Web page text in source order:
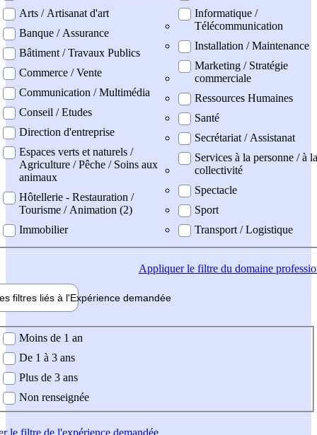
Arts / Artisanat d'art
Banque / Assurance
Bâtiment / Travaux Publics
Commerce / Vente
Communication / Multimédia
Conseil / Etudes
Direction d'entreprise
Espaces verts et naturels /
Agriculture / Pêche / Soins aux
animaux
Hôtellerie - Restauration /
Tourisme / Animation (2)
Immobilier
Informatique /
Télécommunication
Installation / Maintenance
Marketing / Stratégie
commerciale
Ressources Humaines
Santé
Secrétariat / Assistanat
Services à la personne / à la
collectivité
Spectacle
Sport
Transport / Logistique
Appliquerle filtre du domaine
filtres liés à l'Expérience demandée
demandée
Moins de 1 an
De 1 à 3 ans
Plus de 3 ans
Non renseignée
le filtre de l'expérience demandée